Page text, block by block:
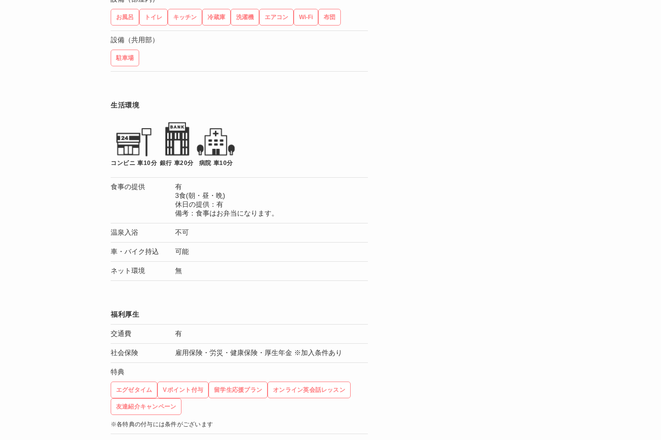
お風呂 トイレ キッチン 冷蔵庫 洗濯機 エアコン Wi-Fi 布団
設備（共用部）
駐車場
生活環境
コンビニ 車10分 銀行 車20分 病院 車10分
食事の提供
有
3食(朝・昼・晩)
休日の提供：有
備考：食事はお弁当になります。
温泉入浴 不可
車・バイク持込 可能
ネット環境 無
福利厚生
交通費 有
社会保険 雇用保険・労災・健康保険・厚生年金 ※加入条件あり
特典
エグゼタイム Vポイント付与 留学生応援プラン オンライン英会話レッスン
友達紹介キャンペーン
※各特典の付与には条件がございます